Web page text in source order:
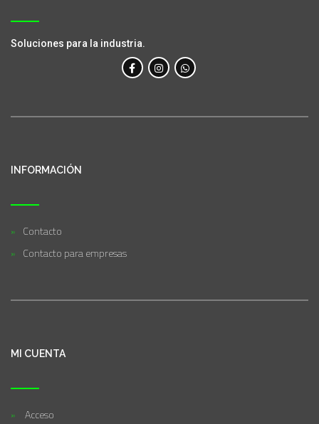
Soluciones para la industria.
INFORMACIÓN
Contacto
Contacto para empresas
MI CUENTA
Acceso